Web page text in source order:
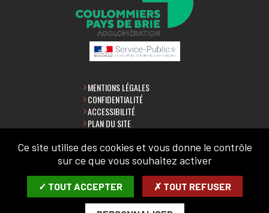
MENTIONS LÉGALES
CONFIDENTIALITÉ
ACCESSIBILITÉ
PLAN DU SITE
LETTRE D'INFORMATION
SAISIR VOTRE COURRIEL:
Ce site utilise des cookies et vous donne le contrôle
sur ce que vous souhaitez activer
✓ TOUT ACCEPTER ✗ TOUT REFUSER